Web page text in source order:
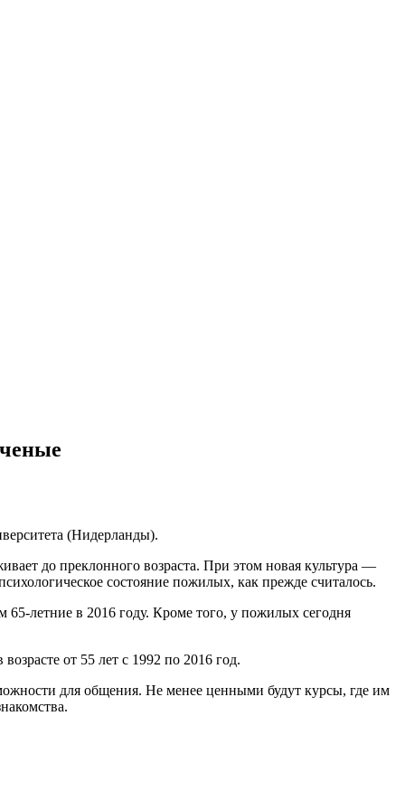
(Нидерланды).
до преклонного возраста. При этом новая культура —
состояние пожилых, как прежде считалось.
летние в 2016 году. Кроме того, у пожилых сегодня
от 55 лет с 1992 по 2016 год.
для общения. Не менее ценными будут курсы, где им